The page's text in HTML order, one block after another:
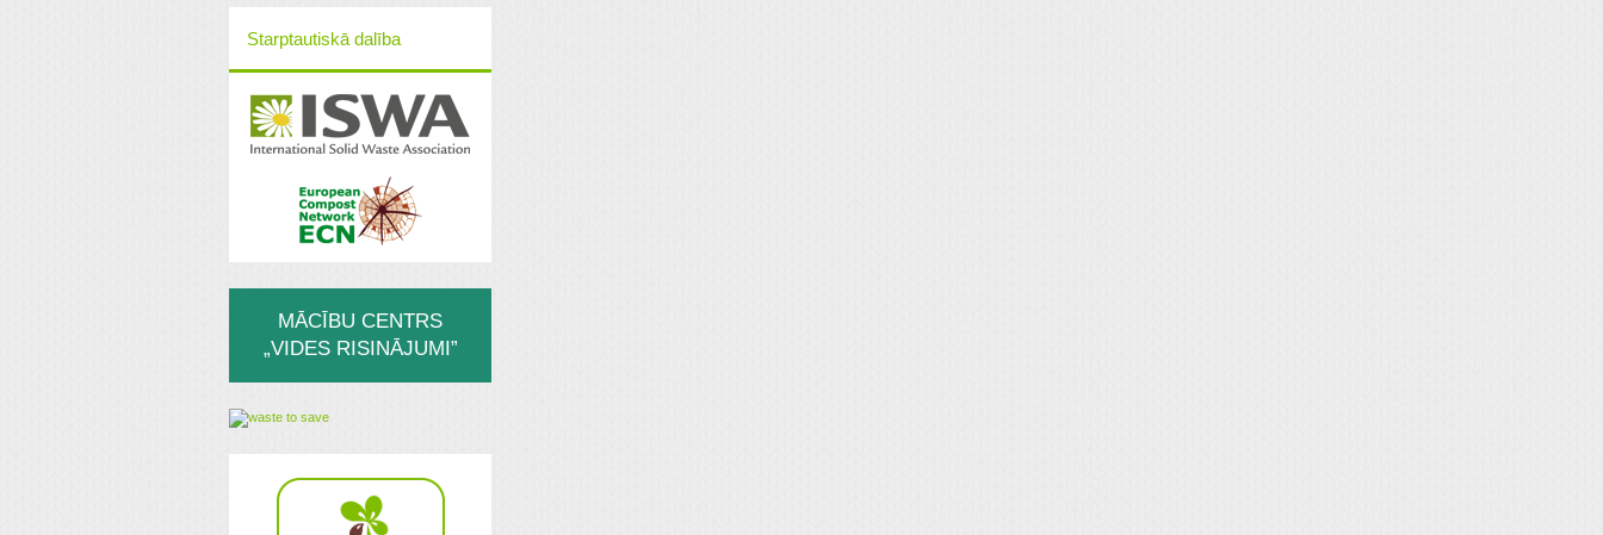
Starptautiskā dalība
MĀCĪBU CENTRS
„VIDES RISINĀJUMI”